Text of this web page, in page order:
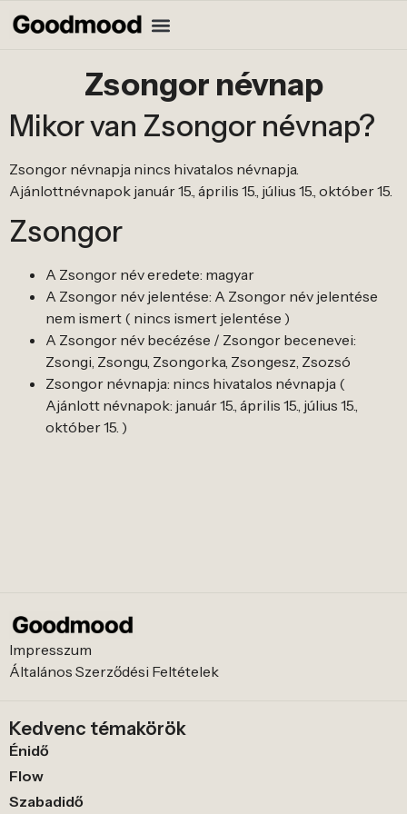
Zsongor névnap
Mikor van Zsongor névnap?
Zsongor névnapja nincs hivatalos névnapja.
Ajánlottnévnapok január 15., április 15., július 15., október 15.
Zsongor
A Zsongor név eredete: magyar
A Zsongor név jelentése: A Zsongor név jelentése
nem ismert ( nincs ismert jelentése )
A Zsongor név becézése / Zsongor becenevei:
Zsongi, Zsongu, Zsongorka, Zsongesz, Zsozsó
Zsongor névnapja: nincs hivatalos névnapja (
Ajánlott névnapok: január 15., április 15., július 15.,
október 15. )
Impresszum
Általános Szerződési Feltételek
Kedvenc témakörök
Énidő
Flow
Szabadidő